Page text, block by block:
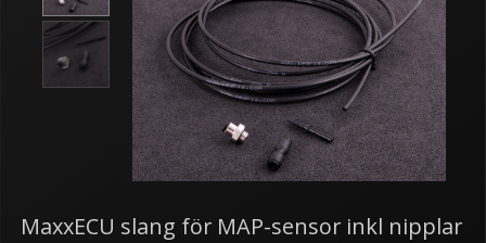
MaxxECU slang för MAP-sensor inkl nipplar